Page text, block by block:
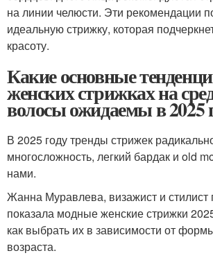
на линии челюсти. Эти рекомендации
идеальную стрижку, которая
красоту.
Какие основные
женских стрижках на
волосы ожидаемы в 2025
В 2025 году тренды стрижек
многосложность, легкий бардак и old
нами.
Жанна Муравлева, визажист и стилист
показала модные женские стрижки
как выбрать их в зависимости от
возраста.